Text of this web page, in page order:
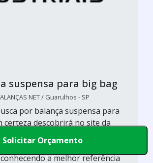
suspensa para big bag
NET / Guarulhos - SP
por balança suspensa para
certeza descobrirá no site da
de divulgação das
a melhor referência
Solicitar Orçamento